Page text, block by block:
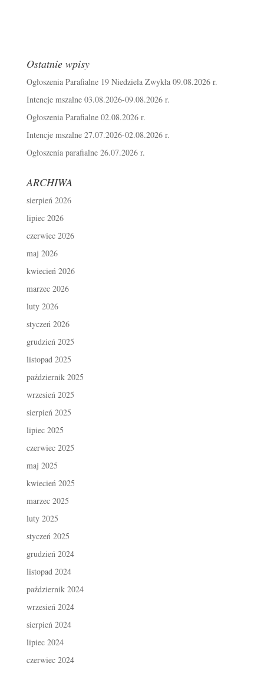
Ostatnie wpisy
Ogłoszenia Parafialne 19 Niedziela Zwykła 09.08.2026 r.
Intencje mszalne 03.08.2026-09.08.2026 r.
Ogłoszenia Parafialne 02.08.2026 r.
Intencje mszalne 27.07.2026-02.08.2026 r.
Ogłoszenia parafialne 26.07.2026 r.
ARCHIWA
sierpień 2026
lipiec 2026
czerwiec 2026
maj 2026
kwiecień 2026
marzec 2026
luty 2026
styczeń 2026
grudzień 2025
listopad 2025
październik 2025
wrzesień 2025
sierpień 2025
lipiec 2025
czerwiec 2025
maj 2025
kwiecień 2025
marzec 2025
luty 2025
styczeń 2025
grudzień 2024
listopad 2024
październik 2024
wrzesień 2024
sierpień 2024
lipiec 2024
czerwiec 2024